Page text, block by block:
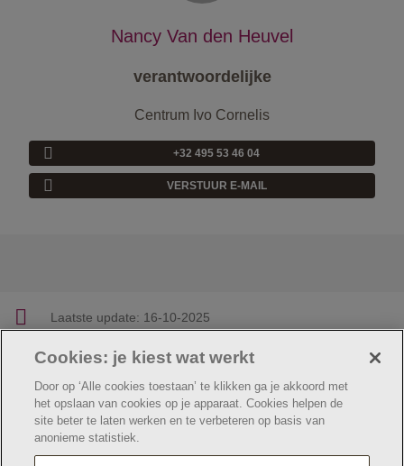
Nancy Van den Heuvel
verantwoordelijke
Centrum Ivo Cornelis
+32 495 53 46 04
VERSTUUR E-MAIL
Laatste update: 16-10-2025
© Jeugdzorg Emmaüs
Cookie verklaring Privacybeleid
Cookies: je kiest wat werkt
Door op ‘Alle cookies toestaan’ te klikken ga je akkoord met
het opslaan van cookies op je apparaat. Cookies helpen de
site beter te laten werken en te verbeteren op basis van
anonieme statistiek.